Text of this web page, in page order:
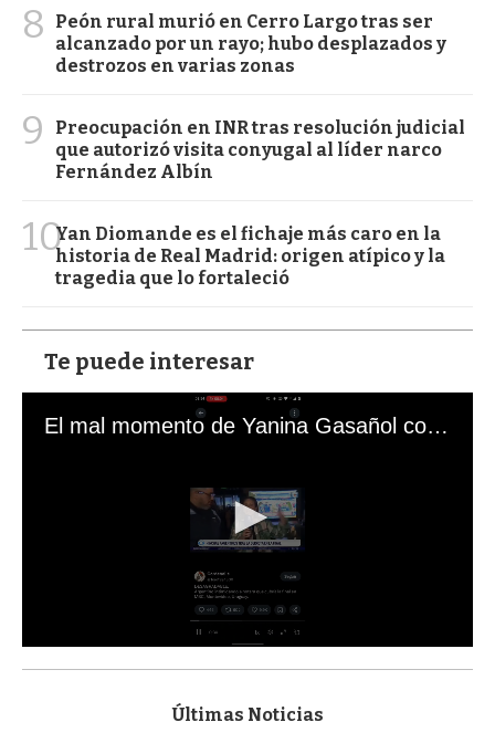
8
Peón rural murió en Cerro Largo tras ser
alcanzado por un rayo; hubo desplazados y
destrozos en varias zonas
9
Preocupación en INR tras resolución judicial
que autorizó visita conyugal al líder narco
Fernández Albín
10Yan Diomande es el fichaje más caro en la
historia de Real Madrid: origen atípico y la
tragedia que lo fortaleció
Te puede interesar
El mal momento de Yanina Gasañol con un hincha argentino en "Subrayado"
s
Últimas Noticias